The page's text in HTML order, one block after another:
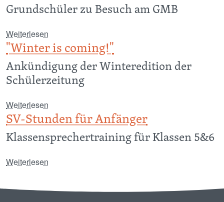
Grundschüler zu Besuch am GMB
Weiterlesen
"Winter is coming!"
Ankündigung der Winteredition der
Schülerzeitung
Weiterlesen
SV-Stunden für Anfänger
Klassensprechertraining für Klassen 5&6
Weiterlesen